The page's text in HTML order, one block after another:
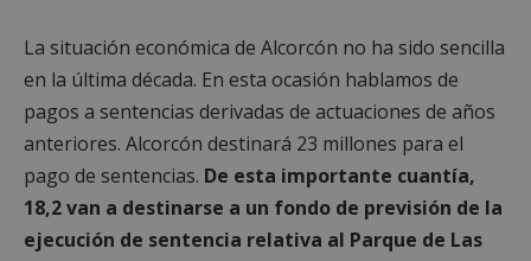
La situación económica de Alcorcón no ha sido sencilla
en la última década. En esta ocasión hablamos de
pagos a sentencias derivadas de actuaciones de años
anteriores. Alcorcón destinará 23 millones para el
pago de sentencias. De esta importante cuantía,
18,2 van a destinarse a un fondo de previsión de la
ejecución de sentencia relativa al Parque de Las